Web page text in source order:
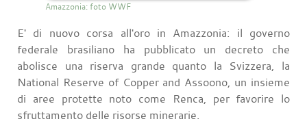
Amazzonia: foto WWF
E' di nuovo corsa all'oro in Amazzonia: il governo
federale brasiliano ha pubblicato un decreto che
abolisce una riserva grande quanto la Svizzera, la
National Reserve of Copper and Assoono, un insieme
di aree protette noto come Renca, per favorire lo
sfruttamento delle risorse minerarie.